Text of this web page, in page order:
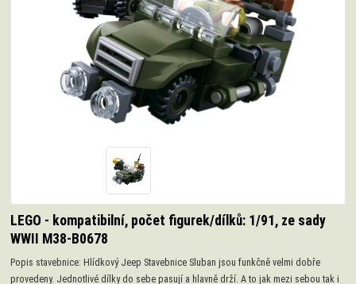
LEGO - kompatibilní, počet figurek/dílků: 1/91, ze sady
WWII M38-B0678
Popis stavebnice: Hlídkový Jeep Stavebnice Sluban jsou funkčně velmi dobře
provedeny. Jednotlivé dílky do sebe pasují a hlavně drží. A to jak mezi sebou tak i